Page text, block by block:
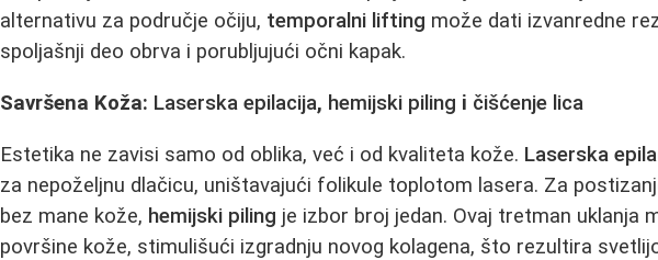
alternativu za područje očiju, temporalni lifting može dati izvanredne
spoljašnji deo obrva i porubljujući očni kapak.
Savršena Koža: Laserska epilacija, hemijski piling i čišćenje lica
Estetika ne zavisi samo od oblika, već i od kvaliteta kože. Laserska
za nepoželjnu dlačicu, uništavajući folikule toplotom lasera. Za
bez mane kože, hemijski piling je izbor broj jedan. Ovaj tretman uklanja
površine kože, stimulišući izgradnju novog kolagena, što rezultira